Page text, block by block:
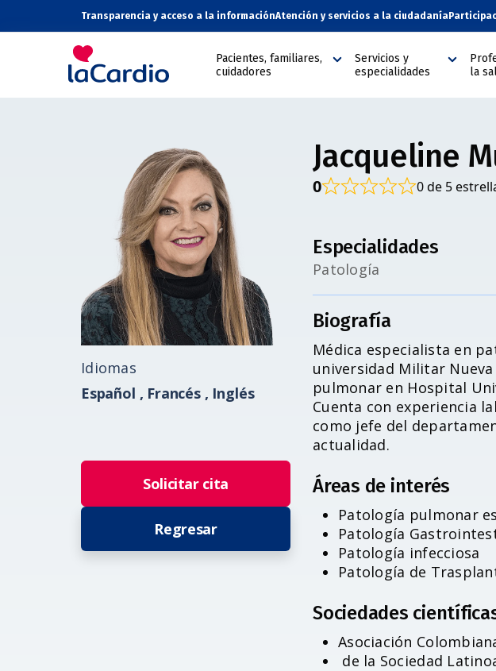
Transparencia y acceso a la informaciónAtención y servicios a la ciudadanía
Pacientes, familiares,
cuidadores
Servicios y
especialidades
la
Idiomas
Español , Francés , Inglés
Solicitar cita
Regresar
Jacqueline
0 0 de 5
Especialidades
Patología
Biografía
Médica especialista en
universidad Militar
pulmonar en Hospital
Cuenta con experiencia
como jefe del
actualidad.
Áreas de interés
Patología pulmonar
Patología
Patología infecciosa
Patología de
Sociedades
Asociación
de la Sociedad